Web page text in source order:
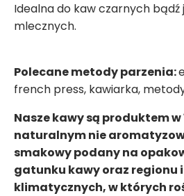
Idealna do kaw czarnych bądź
mlecznych.
Polecane metody parzenia:
french press, kawiarka,
Nasze kawy są produktem w
naturalnym nie
smakowy podany na
gatunku kawy oraz regionu
klimatycznych, w których